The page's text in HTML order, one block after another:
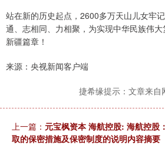
站在新的历史起点，2600多万天山儿女牢
通、志相同、力相聚，为实现中华民族伟
新疆篇章！
来源：央视新闻客户端
捷希缘提示：文章来自
上一篇： 元宝枫资本 海航控股: 海航控股
取的保密措施及保密制度的说明内容摘要